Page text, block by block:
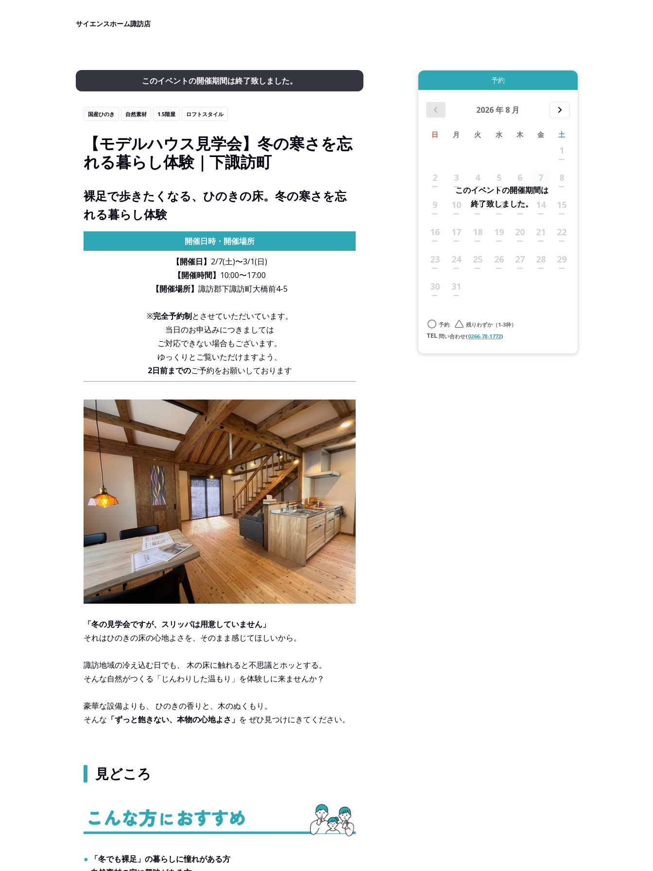
サイエンスホーム諏訪店
このイベントの開催期間は終了致しました。
国産ひのき 自然素材 1.5階屋 ロフトスタイル
【モデルハウス見学会】冬の寒さを忘
れる暮らし体験｜下諏訪町
裸足で歩きたくなる、ひのきの床。冬の寒さを忘
れる暮らし体験
開催日時・開催場所
【開催日】 2/7(土)〜3/1(日)
【開催時間】 10:00〜17:00
【開催場所】 諏訪郡下諏訪町大橋前4-5
※完全予約制とさせていただいています。
当日のお申込みにつきましては
ご対応できない場合もございます。
ゆっくりとご覧いただけますよう、
2日前までのご予約をお願いしております
「冬の見学会ですが、スリッパは用意していません」
それはひのきの床の心地よさを、そのまま感じてほしいから。
諏訪地域の冷え込む日でも、 木の床に触れると不思議とホッとする。
そんな自然がつくる「じんわりした温もり」を体験しに来ませんか？
豪華な設備よりも、 ひのきの香りと、木のぬくもり。
そんな 「ずっと飽きない、本物の心地よさ」 を ぜひ見つけにきてください。
見どころ
●
「冬でも裸足」の暮らしに憧れがある方
予約
2026年 8 月
日 月 火 水 木 金 土
1
2 3 4 5 6 7 8
9 10 11 12 13 14 15
16 17 18 19 20 21 22
23 24 25 26 27 28 29
30 31
このイベントの開催期間は
終了致しました。
予約
残りわずか（1-3枠）
問い合わせ(0266-78-1772)